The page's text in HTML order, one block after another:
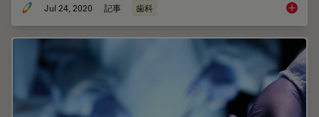
Jul 24, 2020 記事 歯科 How